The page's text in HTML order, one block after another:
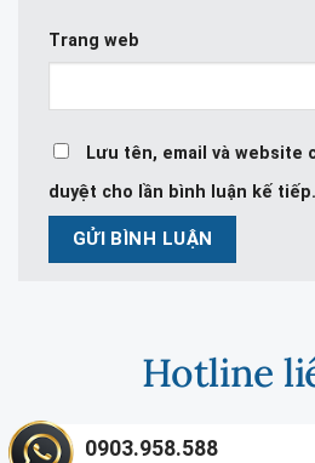
Trang web
Lưu tên, email và website
duyệt cho lần bình luận kế tiếp.
Hotline
0903.958.588